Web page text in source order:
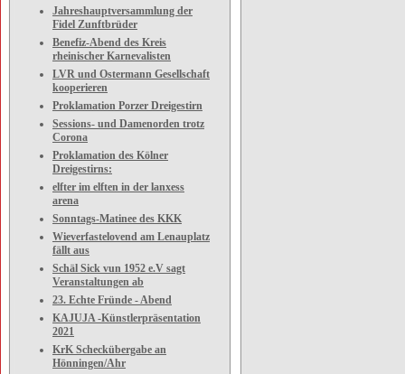
Jahreshauptversammlung der
Fidel Zunftbrüder
Benefiz-Abend des Kreis
rheinischer Karnevalisten
LVR und Ostermann Gesellschaft
kooperieren
Proklamation Porzer Dreigestirn
Sessions- und Damenorden trotz
Corona
Proklamation des Kölner
Dreigestirns:
elfter im elften in der lanxess
arena
Sonntags-Matinee des KKK
Wieverfastelovend am Lenauplatz
fällt aus
Schäl Sick vun 1952 e.V sagt
Veranstaltungen ab
23. Echte Fründe - Abend
KAJUJA -Künstlerpräsentation
2021
KrK Scheckübergabe an
Hönningen/Ahr